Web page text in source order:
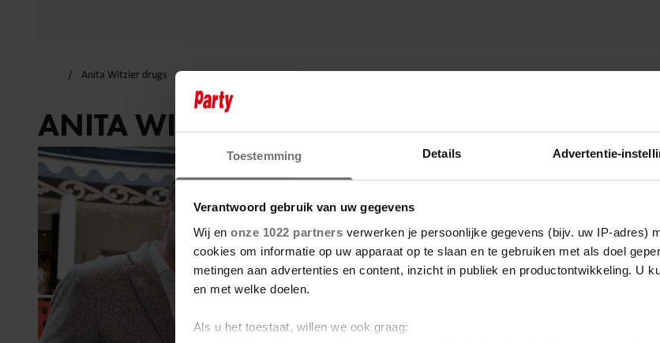
Toestemming Details Advertentie-
Verantwoord gebruik van uw gegevens
Wij en onze 1022 partners verwerken je persoonlijke gegevens (bijv. uw IP-adres)
cookies om informatie op uw apparaat op te slaan en te gebruiken met als doel
metingen aan advertenties en content, inzicht in publiek en productontwikkeling. U
en met welke doelen.
Als u het toestaat, willen we ook graag:
Anita Witzier drugs
ANITA WITZIER DRUGS